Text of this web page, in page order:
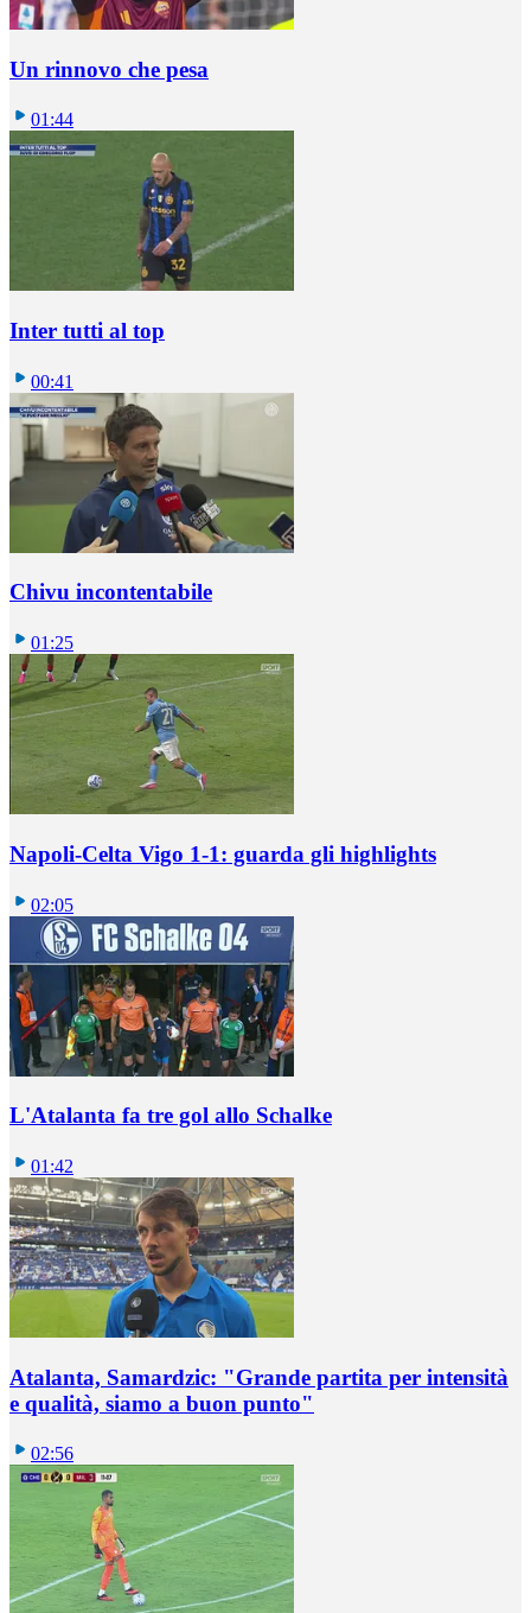
Un rinnovo che pesa
01:44
Inter tutti al top
00:41
Chivu incontentabile
01:25
Napoli-Celta Vigo 1-1: guarda gli highlights
02:05
L'Atalanta fa tre gol allo Schalke
01:42
Atalanta, Samardzic: "Grande partita per intensità
e qualità, siamo a buon punto"
02:56